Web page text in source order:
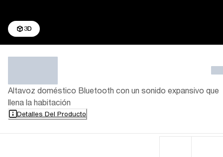
3D
Altavoz doméstico Bluetooth con un sonido expansivo que
llena la habitación
Detalles Del Producto